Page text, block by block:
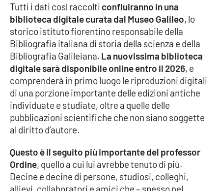
Lacplay.it
Lactv.it
Laconair.it
Lacitymag.it
Lacapitalenews.it
Ilreggino.it
Cosenzachannel.it
Ilvibonese.it
Tutti i dati così raccolti confluiranno in una
biblioteca digitale curata dal Museo Galileo, lo
storico istituto fiorentino responsabile della
Bibliografia italiana di storia della scienza e della
Bibliografia Galileiana. La nuovissima biblioteca
digitale sarà disponibile online entro il 2026, e
comprenderà in primo luogo le riproduzioni digitali
di una porzione importante delle edizioni antiche
individuate e studiate, oltre a quelle delle
pubblicazioni scientifiche che non siano soggette
al diritto d’autore.
Questo è il seguito più importante del professor
Ordine, quello a cui lui avrebbe tenuto di più.
Decine e decine di persone, studiosi, colleghi,
allievi, collaboratori e amici che – spesso nel